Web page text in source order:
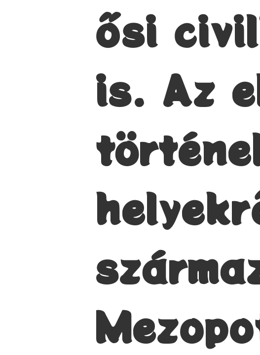
ősi
is. Az